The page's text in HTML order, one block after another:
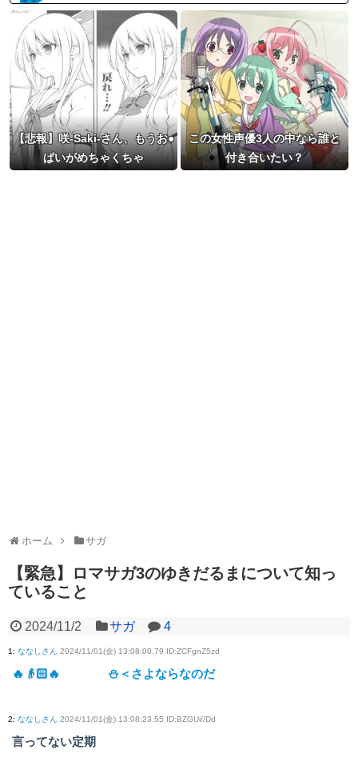
【悲報】咲-Saki-さん、もうお●
ぱいがめちゃくちゃ
この女性声優3人の中なら誰と
付き合いたい？
ホーム サガ
【緊急】ロマサガ3のゆきだるまについて知っ
ていること
2024/11/2 サガ 4
1: ななしさん 2024/11/01(金) 13:08:00.79 ID:ZCFgnZ5zd
🔥👴🏻🔥 ⛄＜さよならなのだ
2: ななしさん 2024/11/01(金) 13:08:23.55 ID:BZGUi//Dd
言ってない定期